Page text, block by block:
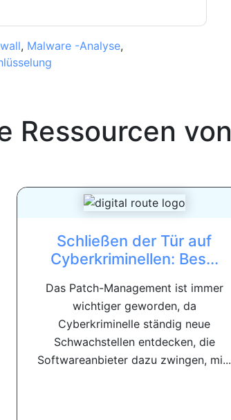
, Malware -Analyse,
Ressourcen von
Schließen der Tür auf
Cyberkriminellen: Bes...
Das Patch-Management ist immer
wichtiger geworden, da
Cyberkriminelle ständig neue
Schwachstellen entdecken, die
Softwareanbieter dazu zwingen, mi...